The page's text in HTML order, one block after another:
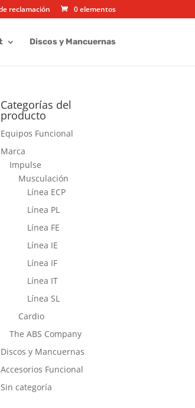
reclamación 0 elementos
Discos y Mancuernas
Categorías del
producto
Equipos Funcional
Marca
Impulse
Musculación
Línea ECP
Línea PL
Línea FE
Línea IE
Línea IF
Línea IT
Línea SL
Cardio
The ABS Company
Discos y Mancuernas
Accesorios Funcional
Sin categoría